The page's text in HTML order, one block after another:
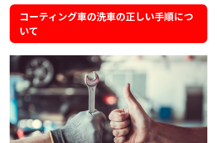
コーティング車の洗車の正しい手順につ
いて